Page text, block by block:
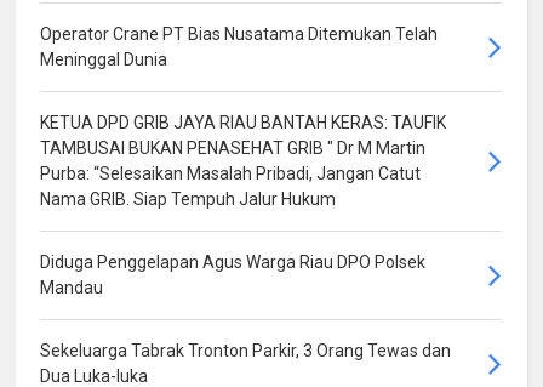
Operator Crane PT Bias Nusatama Ditemukan Telah
Meninggal Dunia
KETUA DPD GRIB JAYA RIAU BANTAH KERAS: TAUFIK
TAMBUSAI BUKAN PENASEHAT GRIB " Dr M Martin
Purba: “Selesaikan Masalah Pribadi, Jangan Catut
Nama GRIB. Siap Tempuh Jalur Hukum
Diduga Penggelapan Agus Warga Riau DPO Polsek
Mandau
Sekeluarga Tabrak Tronton Parkir, 3 Orang Tewas dan
Dua Luka-luka